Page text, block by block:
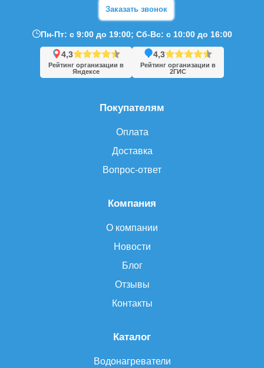
Каталог
Водонагреватели
Компания
О компании
Новости
Блог
Отзывы
Контакты
Покупателям
Оплата
Доставка
Вопрос-ответ
Заказать звонок
Пн-Пт: с 9:00 до 19:00; Сб-Вс: с 10:00 до 16:00
4,3
Рейтинг организации в
Яндексе
4,3
Рейтинг организации в
2ГИС